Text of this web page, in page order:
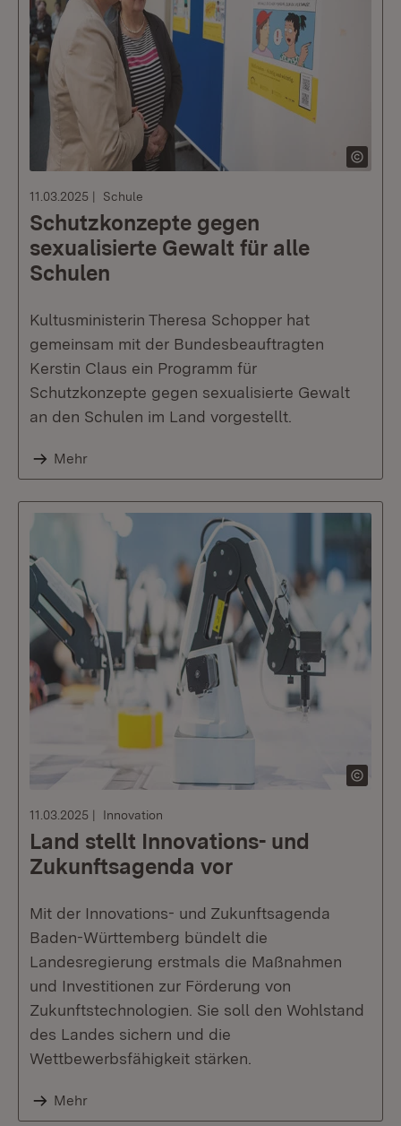
11.03.2025 Schule
Schutzkonzepte gegen
sexualisierte Gewalt für alle
Schulen
Kultusministerin Theresa Schopper hat
gemeinsam mit der Bundesbeauftragten
Kerstin Claus ein Programm für
Schutzkonzepte gegen sexualisierte Gewalt
an den Schulen im Land vorgestellt.
Mehr
11.03.2025 Innovation
Land stellt Innovations- und
Zukunftsagenda vor
Mit der Innovations- und Zukunftsagenda
Baden-Württemberg bündelt die
Landesregierung erstmals die Maßnahmen
und Investitionen zur Förderung von
Zukunftstechnologien. Sie soll den Wohlstand
des Landes sichern und die
Wettbewerbsfähigkeit stärken.
Mehr